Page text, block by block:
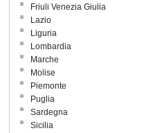
Friuli Venezia Giulia
Lazio
Liguria
Lombardia
Marche
Molise
Piemonte
Puglia
Sardegna
Sicilia